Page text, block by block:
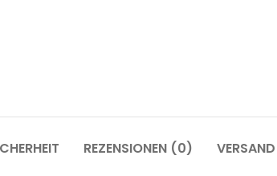
REZENSIONEN (0)